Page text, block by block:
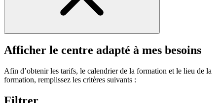
Afficher le centre adapté à mes besoins
Afin d’obtenir les tarifs, le calendrier de la formation et le lieu de la
formation, remplissez les critères suivants :